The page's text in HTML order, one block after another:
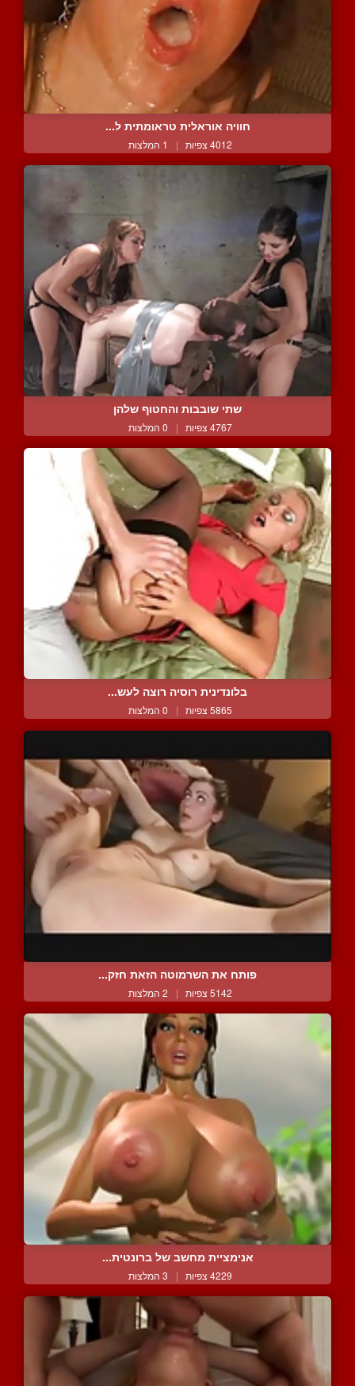
חוויה אוראלית טראומתית ל...
4012 צפיות | 1 המלצות
שתי שובבות והחטוף שלהן
4767 צפיות | 0 המלצות
בלונדינית רוסיה רוצה לעש...
5865 צפיות | 0 המלצות
פותח את השרמוטה הזאת חזק...
5142 צפיות | 2 המלצות
אנימציית מחשב של ברונטית...
4229 צפיות | 3 המלצות